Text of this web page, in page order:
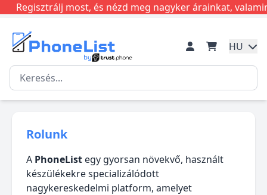
most, és nézd meg nagyker árainkat, valamint
HU
Rolunk
A PhoneList egy gyorsan növekvő, használt
készülékekre specializálódott
nagykereskedelmi platform, amelyet